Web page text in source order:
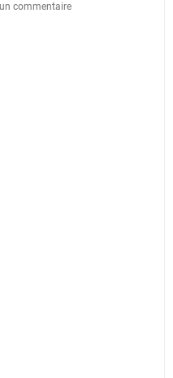
commentaire